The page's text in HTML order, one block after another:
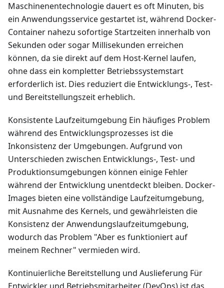
Maschinenentechnologie dauert es oft Minuten, bis
ein Anwendungsservice gestartet ist, während Docker-
Container nahezu sofortige Startzeiten innerhalb von
Sekunden oder sogar Millisekunden erreichen
können, da sie direkt auf dem Host-Kernel laufen,
ohne dass ein kompletter Betriebssystemstart
erforderlich ist. Dies reduziert die Entwicklungs-, Test-
und Bereitstellungszeit erheblich.
Konsistente Laufzeitumgebung Ein häufiges Problem
während des Entwicklungsprozesses ist die
Inkonsistenz der Umgebungen. Aufgrund von
Unterschieden zwischen Entwicklungs-, Test- und
Produktionsumgebungen können einige Fehler
während der Entwicklung unentdeckt bleiben. Docker-
Images bieten eine vollständige Laufzeitumgebung,
mit Ausnahme des Kernels, und gewährleisten die
Konsistenz der Anwendungslaufzeitumgebung,
wodurch das Problem "Aber es funktioniert auf
meinem Rechner" vermieden wird.
Kontinuierliche Bereitstellung und Auslieferung Für